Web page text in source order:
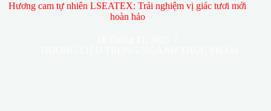
Hương cam tự nhiên LSEATEX: Trải nghiệm vị giác tươi mới
hoàn hảo